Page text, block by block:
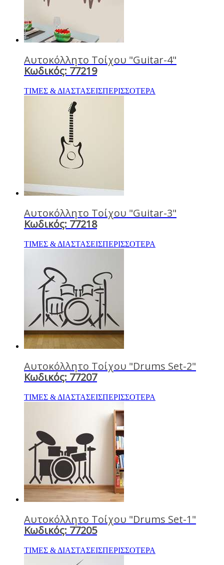
Αυτοκόλλητο Τοίχου "Guitar-4"
Κωδικός: 77219
ΤΙΜΕΣ & ΔΙΑΣΤΑΣΕΙΣΠΕΡΙΣΣΟΤΕΡΑ
Αυτοκόλλητο Τοίχου "Guitar-3"
Κωδικός: 77218
ΤΙΜΕΣ & ΔΙΑΣΤΑΣΕΙΣΠΕΡΙΣΣΟΤΕΡΑ
Αυτοκόλλητο Τοίχου "Drums Set-2"
Κωδικός: 77207
ΤΙΜΕΣ & ΔΙΑΣΤΑΣΕΙΣΠΕΡΙΣΣΟΤΕΡΑ
Αυτοκόλλητο Τοίχου "Drums Set-1"
Κωδικός: 77205
ΤΙΜΕΣ & ΔΙΑΣΤΑΣΕΙΣΠΕΡΙΣΣΟΤΕΡΑ